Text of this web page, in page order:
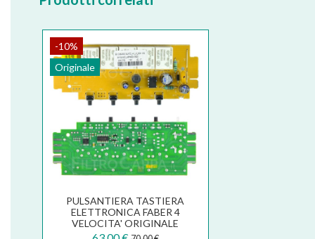
-10%
Originale
PULSANTIERA TASTIERA
ELETTRONICA FABER 4
VELOCITA' ORIGINALE
133.0157.449